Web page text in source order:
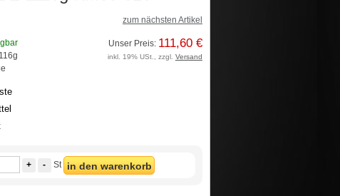
zum nächsten Artikel
Unser Preis: 111,60 €
inkl. 19% USt., zzgl. Versand
+ - St in den warenkorb